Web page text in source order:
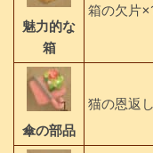
魅力的な
箱
箱の欠片
傘の部品
猫の恩返し